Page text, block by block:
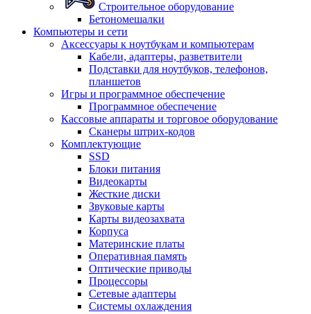
Строительное оборудование
Бетономешалки
Компьютеры и сети
Аксессуары к ноутбукам и компьютерам
Кабели, адаптеры, разветвители
Подставки для ноутбуков, телефонов,
планшетов
Игры и программное обеспечение
Программное обеспечение
Кассовые аппараты и торговое оборудование
Сканеры штрих-кодов
Комплектующие
SSD
Блоки питания
Видеокарты
Жесткие диски
Звуковые карты
Карты видеозахвата
Корпуса
Материнские платы
Оперативная память
Оптические приводы
Процессоры
Сетевые адаптеры
Системы охлаждения